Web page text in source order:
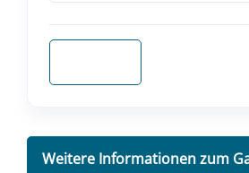
Weitere Informationen zum